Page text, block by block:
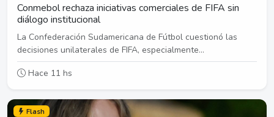
Conmebol rechaza iniciativas comerciales de FIFA sin
diálogo institucional
La Confederación Sudamericana de Fútbol cuestionó las
decisiones unilaterales de FIFA, especialmente...
Hace 11 hs
Flash